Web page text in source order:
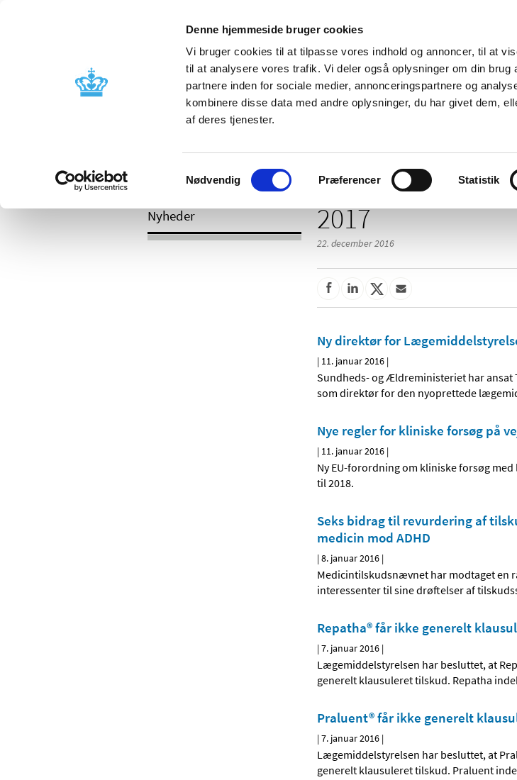
Denne hjemmeside bruger cookies
Vi bruger cookies til at tilpasse vores indhold og annoncer, til at
til at analysere vores trafik. Vi deler også oplysninger om din brug
partnere inden for sociale medier, annonceringspartnere og
kombinere disse data med andre oplysninger, du har givet dem,
af deres tjenester.
Samtykkevalg
Nødvendig Præferencer Statistik
Nyheder
Godkendelse og
Bivirkninger og
produktinformation
Tilskud og
/ 2017
Nyheder 2017
22. december 2016
Ny direktør for
| 11. januar 2016 |
Sundheds- og Ældreministeriet har ansat
som direktør for den nyoprettede
Nye regler for kliniske forsøg på
| 11. januar 2016 |
Ny EU-forordning om kliniske forsøg
til 2018.
Seks bidrag til revurdering af
medicin mod ADHD
|8. januar 2016 |
Medicintilskudsnævnet har modtaget en
interessenter til sine drøftelser af
Repatha® får ikke generelt
|7. januar 2016 |
Lægemiddelstyrelsen har besluttet, at
generelt klausuleret tilskud. Repatha
Praluent® får ikke generelt
|7. januar 2016 |
Lægemiddelstyrelsen har besluttet, at
generelt klausuleret tilskud. Praluent